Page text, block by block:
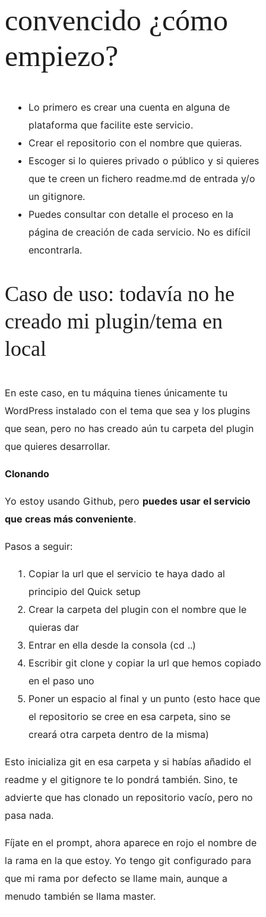
convencido ¿cómo
empiezo?
Lo primero es crear una cuenta en alguna de
plataforma que facilite este servicio.
Crear el repositorio con el nombre que quieras.
Escoger si lo quieres privado o público y si quieres
que te creen un fichero readme.md de entrada y/o
un gitignore.
Puedes consultar con detalle el proceso en la
página de creación de cada servicio. No es difícil
encontrarla.
Caso de uso: todavía no he
creado mi plugin/tema en
local
En este caso, en tu máquina tienes únicamente tu
WordPress instalado con el tema que sea y los plugins
que sean, pero no has creado aún tu carpeta del plugin
que quieres desarrollar.
Clonando
Yo estoy usando Github, pero puedes usar el servicio
que creas más conveniente.
Pasos a seguir:
Copiar la url que el servicio te haya dado al
principio del Quick setup
Crear la carpeta del plugin con el nombre que le
quieras dar
Entrar en ella desde la consola (cd ..)
Escribir git clone y copiar la url que hemos copiado
en el paso uno
Poner un espacio al final y un punto (esto hace que
el repositorio se cree en esa carpeta, sino se
creará otra carpeta dentro de la misma)
Esto inicializa git en esa carpeta y si habías añadido el
readme y el gitignore te lo pondrá también. Sino, te
advierte que has clonado un repositorio vacío, pero no
pasa nada.
Fíjate en el prompt, ahora aparece en rojo el nombre de
la rama en la que estoy. Yo tengo git configurado para
que mi rama por defecto se llame main, aunque a
menudo también se llama master.